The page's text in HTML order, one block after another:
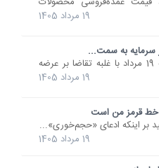
19 مرداد 1405
سرمایه به سمت...
معاملات بورس تهران در روز دوشنبه 19 مرداد با غلبه تقاضا بر عرضه
19 مرداد 1405
خط قرمز من است
بر اینکه ادعای «حجم‌خوری»...
19 مرداد 1405